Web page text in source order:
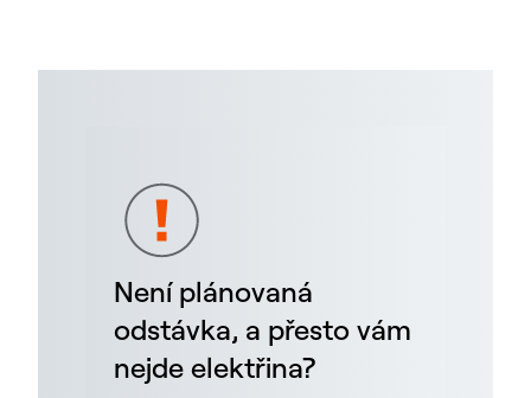
Není plánovaná
odstávka, a přesto vám
nejde elektřina?